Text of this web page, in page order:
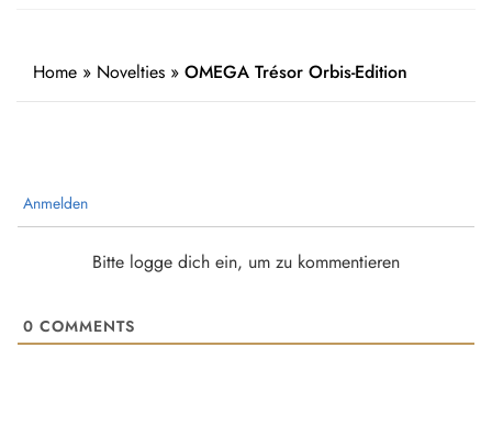
Home » Novelties » OMEGA Trésor Orbis-Edition
Anmelden
Bitte logge dich ein, um zu kommentieren
0 COMMENTS